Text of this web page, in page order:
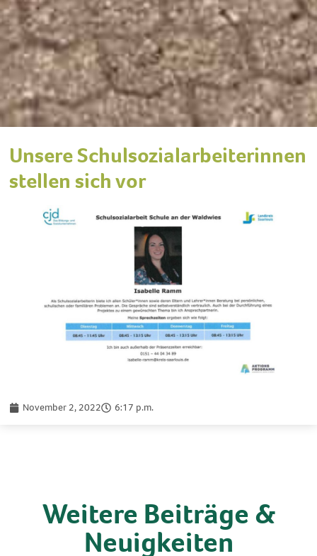
Unsere Schulsozialarbeiterinnen
stellen sich vor
November 2, 2022 6:17 p.m.
Weitere Beiträge &
Neuigkeiten